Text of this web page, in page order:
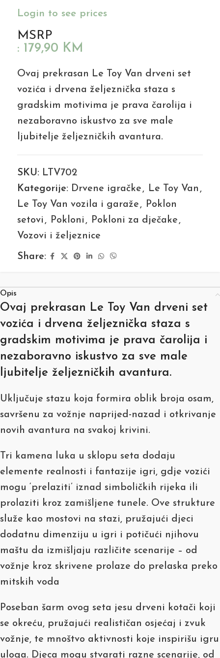
Login to see prices
MSRP
: 179,90 KM
Ovaj prekrasan Le Toy Van drveni set
vozića i drvena željeznička staza s
gradskim motivima je prava čarolija i
nezaboravno iskustvo za sve male
ljubitelje željezničkih avantura.
SKU: LTV702
Kategorije: Drvene igračke , Le Toy Van ,
Le Toy Van vozila i garaže , Poklon
setovi , Pokloni , Pokloni za dječake ,
Vozovi i željeznice
Share:
Opis
Ovaj prekrasan Le Toy Van drveni set
vozića i drvena željeznička staza s
gradskim motivima je prava čarolija i
nezaboravno iskustvo za sve male
ljubitelje željezničkih avantura.
Uključuje stazu koja formira oblik broja osam,
savršenu za vožnje naprijed-nazad i otkrivanje
novih avantura na svakoj krivini.
Tri kamena luka u sklopu seta dodaju
elemente realnosti i fantazije igri, gdje vozići
mogu ‘prelaziti’ iznad simboličkih rijeka ili
prolaziti kroz zamišljene tunele. Ove strukture
služe kao mostovi na stazi, pružajući djeci
dodatnu dimenziju u igri i potičući njihovu
maštu da izmišljaju različite scenarije – od
vožnje kroz skrivene prolaze do prelaska preko
mitskih voda
Poseban šarm ovog seta jesu drveni kotači koji
se okreću, pružajući realističan osjećaj i zvuk
vožnje, te mnoštvo aktivnosti koje inspirišu igru
uloga. Djeca mogu stvarati razne scenarije, od